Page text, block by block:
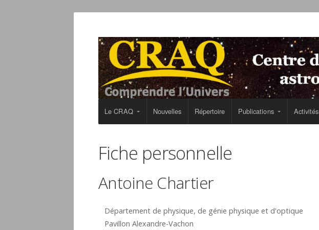
Le CRAQ Nouvelles Répertoire Publications Activités
Fiche personnelle
Antoine Chartier
Département de physique, de génie physique et d'optique
Pavillon Alexandre-Vachon